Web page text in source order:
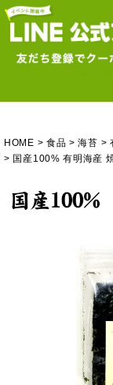
HOME 食品 海苔
国産100% 有明海産